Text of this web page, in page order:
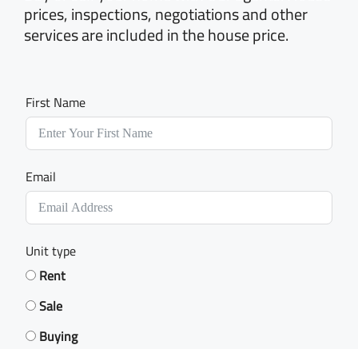
prices, inspections, negotiations and other
services are included in the house price.
First Name
Email
Unit type
Rent
Sale
Buying